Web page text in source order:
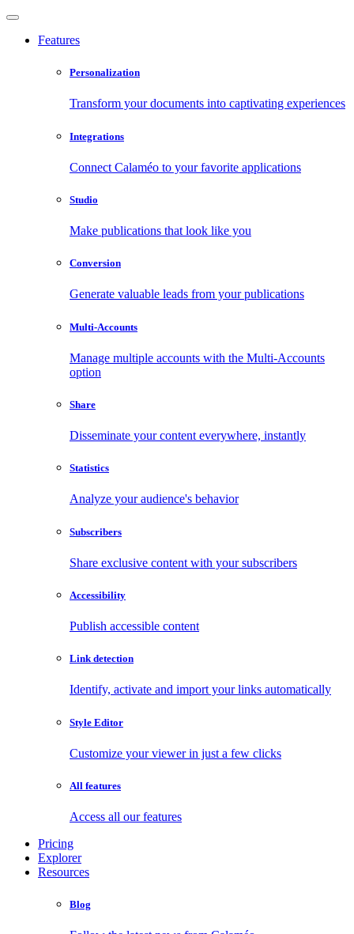
Features
Personalization
Transform your documents into captivating experiences
Integrations
Connect Calaméo to your favorite applications
Studio
Make publications that look like you
Conversion
Generate valuable leads from your publications
Multi-Accounts
Manage multiple accounts with the Multi-Accounts
option
Share
Disseminate your content everywhere, instantly
Statistics
Analyze your audience's behavior
Subscribers
Share exclusive content with your subscribers
Accessibility
Publish accessible content
Link detection
Identify, activate and import your links automatically
Style Editor
Customize your viewer in just a few clicks
All features
Access all our features
Pricing
Explorer
Resources
Blog